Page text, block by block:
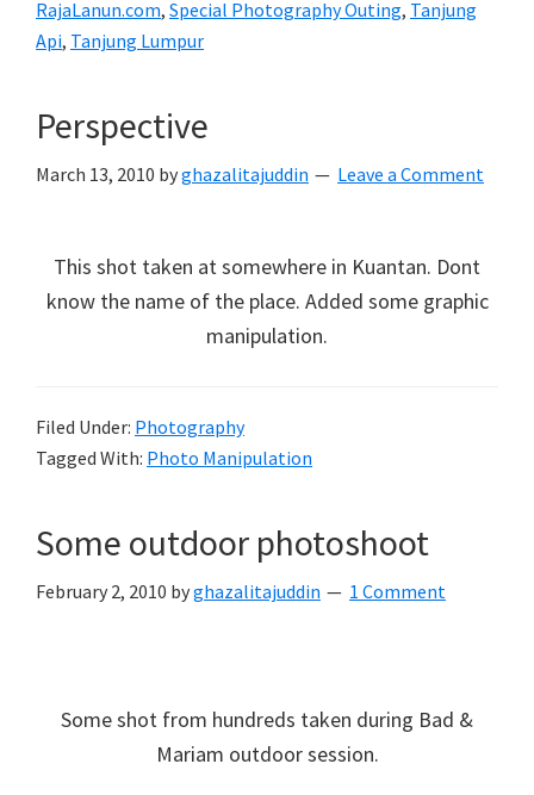
RajaLanun.com, Special Photography Outing, Tanjung
Api, Tanjung Lumpur
Perspective
March 13, 2010 byghazalitajuddin Leave a Comment
This shot taken at somewhere in Kuantan. Dont
know the name of the place. Added some graphic
manipulation.
Filed Under: Photography
Tagged With: Photo Manipulation
Some outdoor photoshoot
February 2, 2010 byghazalitajuddin 1 Comment
Some shot from hundreds taken during Bad &
Mariam outdoor session.